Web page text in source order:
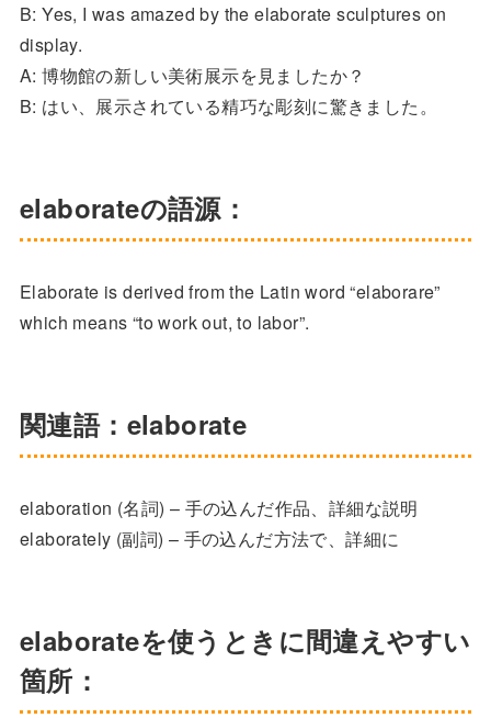
B: Yes, I was amazed by the elaborate sculptures on
display.
A: 博物館の新しい美術展示を見ましたか？
B: はい、展示されている精巧な彫刻に驚きました。
elaborateの語源：
Elaborate is derived from the Latin word “elaborare”
which means “to work out, to labor”.
関連語：elaborate
elaboration (名詞) – 手の込んだ作品、詳細な説明
elaborately (副詞) – 手の込んだ方法で、詳細に
elaborateを使うときに間違えやすい
箇所：